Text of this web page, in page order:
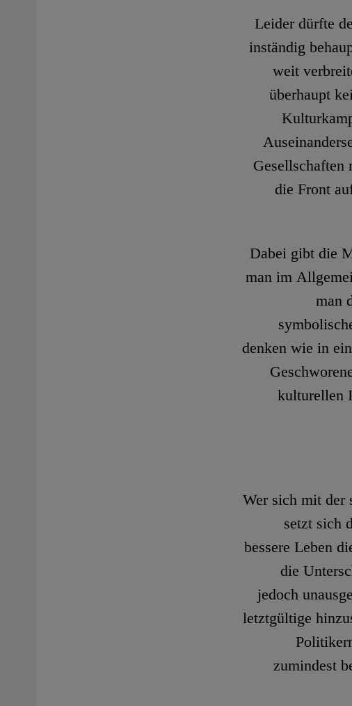
Leider dürfte
inständig
weit
überhaupt
die Front
Dabei gibt die
man im
man
denken wie in
kulturellen
Wer sich mit der
setzt sich
bessere Leben
die
jedoch
letztgültige
zumindest